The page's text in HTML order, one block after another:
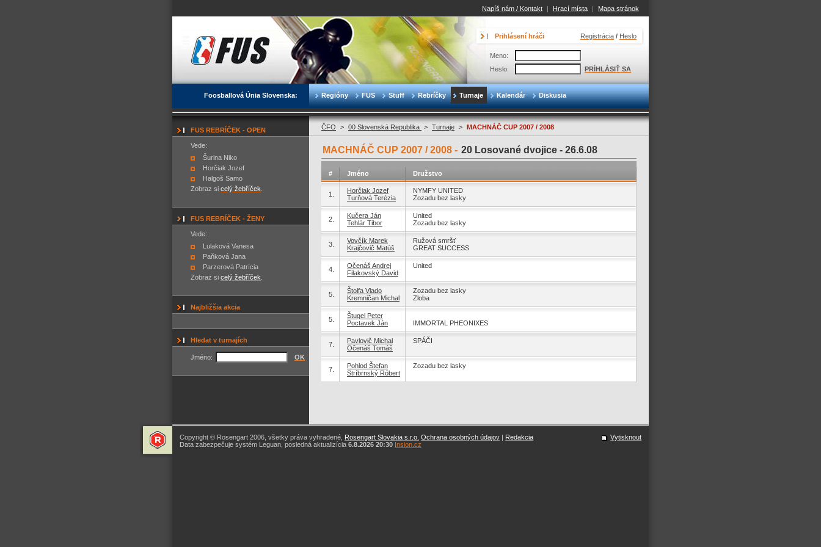
Napíš nám / Kontakt | Hrací místa | Mapa stránok
Foosballová Únia Slovenska: Regióny FUS Stuff Rebríčky Turnaje Kalendár Diskusia
Prihlásení hráči Registrácia / Heslo
Meno:
Heslo:
PRÍHLÁSIŤ SA
FUS REBRÍČEK - OPEN
Vede:
Šurina Niko
Horčiak Jozef
Halgoš Samo
Zobraz si celý žebříček
FUS REBRÍČEK - ŽENY
Vede:
Lulaková Vanesa
Paňková Jana
Parzerová Patrícia
Zobraz si celý žebříček
Najbližšia akcia
Hledat v turnajích
Jméno: OK
ČFO > 00 Slovenská Republika > Turnaje > MACHNÁČ CUP 2007 / 2008
MACHNÁČ CUP 2007 / 2008 - 20 Losované dvojice - 26.6.08
# Jméno Družstvo
1.
Horčiak Jozef
Turňová Terézia
NYMFY UNITED
Zozadu bez lasky
2.
Kučera Ján
Tehlár Tibor
United
Zozadu bez lasky
3.
Vovčík Marek
Krajčovič Matúš
Ružová smršť
GREAT SUCCESS
4.
Očenáš Andrej
Filakovský David
United
5.
Štolfa Vlado
Kremničan Michal
Zozadu bez lasky
Zloba
5.
Štugel Peter
Poctavek Ján
IMMORTAL PHEONIXES
7.
Pavlovič Michal
Očenáš Tomáš
SPÁČI
7.
Pohlod Štefan
Stríbrnský Róbert
Zozadu bez lasky
Vytisknout
Copyright © Rosengart 2006, všetky práva vyhradené, Rosengart Slovakia s.r.o. Ochrana osobných údajov | Redakcia
Data zabezpečuje systém Leguan, posledná aktualizícia 6.8.2026 20:30 Insion.cz